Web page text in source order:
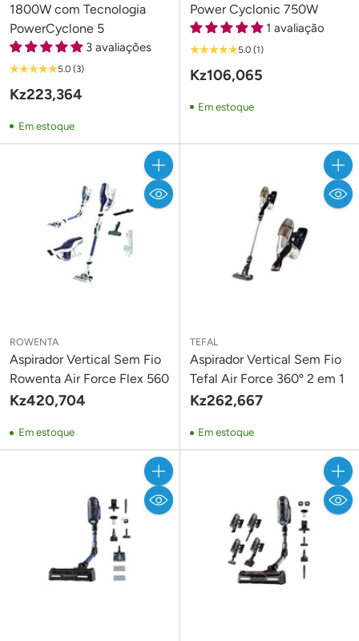
1800W com Tecnologia
PowerCyclone 5
3 avaliações
5.0 (3)
Kz223,364
Em estoque
Power Cyclonic 750W
1 avaliação
5.0 (1)
Kz106,065
Em estoque
Quantidade
ROWENTA
Aspirador Vertical Sem Fio
Rowenta Air Force Flex 560
Kz420,704
Em estoque
TEFAL
Aspirador Vertical Sem Fio
Tefal Air Force 360º 2 em 1
Kz262,667
Em estoque
Quantidade